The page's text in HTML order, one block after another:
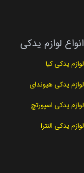
انواع لوازم یدکی
لوازم یدکی کیا
لوازم یدکی هیوندای
لوازم یدکی اسپورتچ
لوازم یدکی النترا